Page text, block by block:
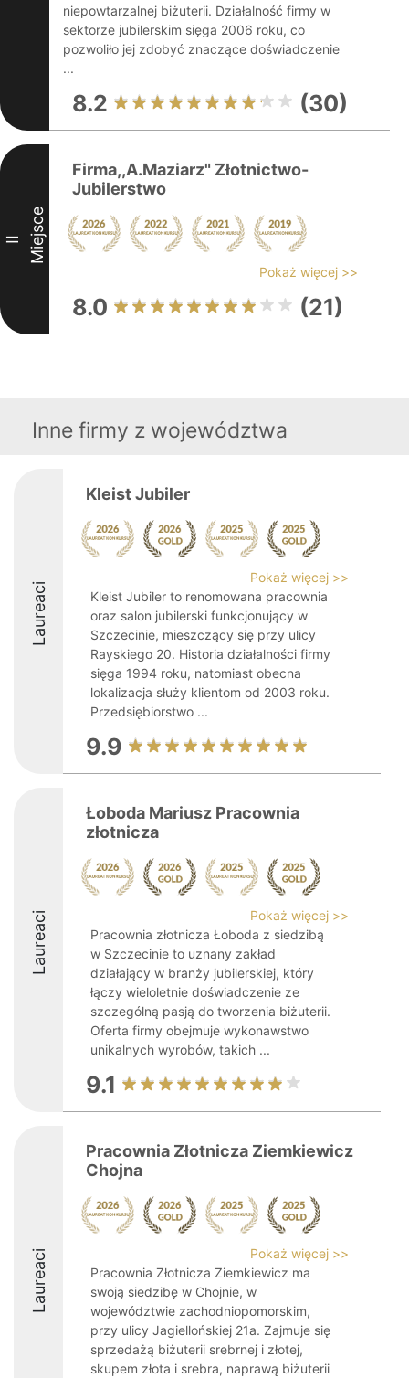
niepowtarzalnej biżuterii. Działalność firmy w
sektorze jubilerskim sięga 2006 roku, co
pozwoliło jej zdobyć znaczące doświadczenie
...
8.2 (30)
II Miejsce
Firma,,A.Maziarz" Złotnictwo-
Jubilerstwo
Pokaż więcej >>
8.0 (21)
Inne firmy z województwa
Laureaci
Kleist Jubiler
Pokaż więcej >>
Kleist Jubiler to renomowana pracownia
oraz salon jubilerski funkcjonujący w
Szczecinie, mieszczący się przy ulicy
Rayskiego 20. Historia działalności firmy
sięga 1994 roku, natomiast obecna
lokalizacja służy klientom od 2003 roku.
Przedsiębiorstwo ...
9.9
Laureaci
Łoboda Mariusz Pracownia
złotnicza
Pokaż więcej >>
Pracownia złotnicza Łoboda z siedzibą
w Szczecinie to uznany zakład
działający w branży jubilerskiej, który
łączy wieloletnie doświadczenie ze
szczególną pasją do tworzenia biżuterii.
Oferta firmy obejmuje wykonawstwo
unikalnych wyrobów, takich ...
9.1
Laureaci
Pracownia Złotnicza Ziemkiewicz
Chojna
Pokaż więcej >>
Pracownia Złotnicza Ziemkiewicz ma
swoją siedzibę w Chojnie, w
województwie zachodniopomorskim,
przy ulicy Jagiellońskiej 21a. Zajmuje się
sprzedażą biżuterii srebrnej i złotej,
skupem złota i srebra, naprawą biżuterii